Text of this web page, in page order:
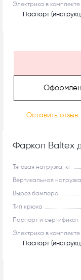
Электрика в комплекте
Паспорт
Оставить отзыв
Фаркоп Baltex
Рекомендуем
Тяговая нагрузка, кг
Вертикальная
Вырез бампера
Тип крюка
Паспорт и сертификат
Электрика в комплекте
Паспорт